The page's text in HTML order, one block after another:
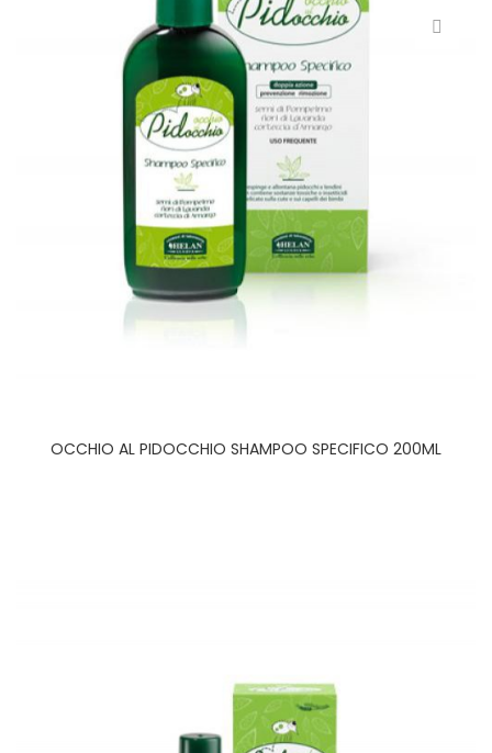
OCCHIO AL PIDOCCHIO SHAMPOO SPECIFICO 200ML